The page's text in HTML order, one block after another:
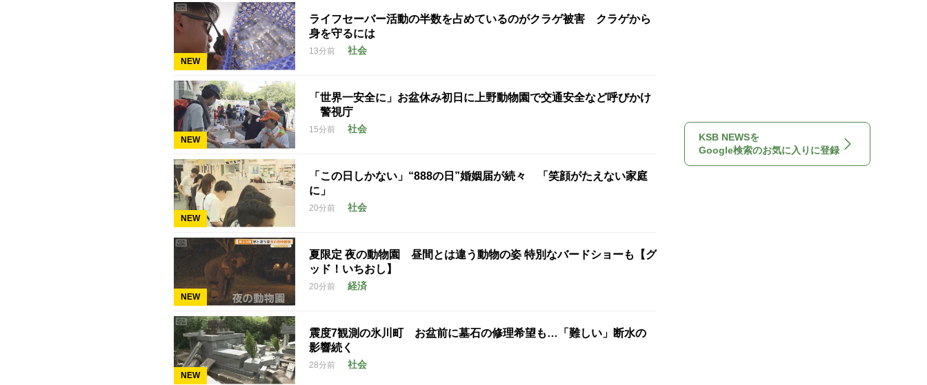
NEW
ライフセーバー活動の半数を占めているのがクラゲ被害 クラゲから
身を守るには
13分前 社会
NEW
「世界一安全に」お盆休み初日に上野動物園で交通安全など呼びかけ
警視庁
15分前 社会
NEW
「この日しかない」“888の日”婚姻届が続々 「笑顔がたえない家庭
に」
20分前 社会
NEW
夏限定 夜の動物園 昼間とは違う動物の姿 特別なバードショーも【グ
ッド！いちおし】
20分前 経済
NEW
震度7観測の氷川町 お盆前に墓石の修理希望も…「難しい」断水の
影響続く
28分前 社会
KSB NEWSを
Google検索のお気に入りに登録